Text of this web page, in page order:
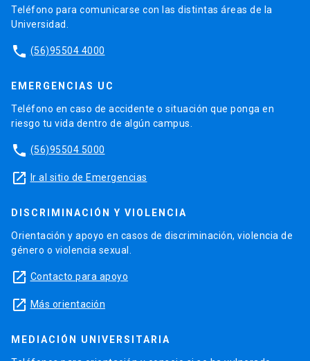
Teléfono para comunicarse con las distintas áreas de la
Universidad.
phone (56)95504 4000
EMERGENCIAS UC
Teléfono en caso de accidente o situación que ponga en
riesgo tu vida dentro de algún campus.
phone (56)95504 5000
launch Ir al sitio de Emergencias
DISCRIMINACIÓN Y VIOLENCIA
Orientación y apoyo en casos de discriminación, violencia de
género o violencia sexual.
launch Contacto para apoyo
launch Más orientación
MEDIACIÓN UNIVERSITARIA